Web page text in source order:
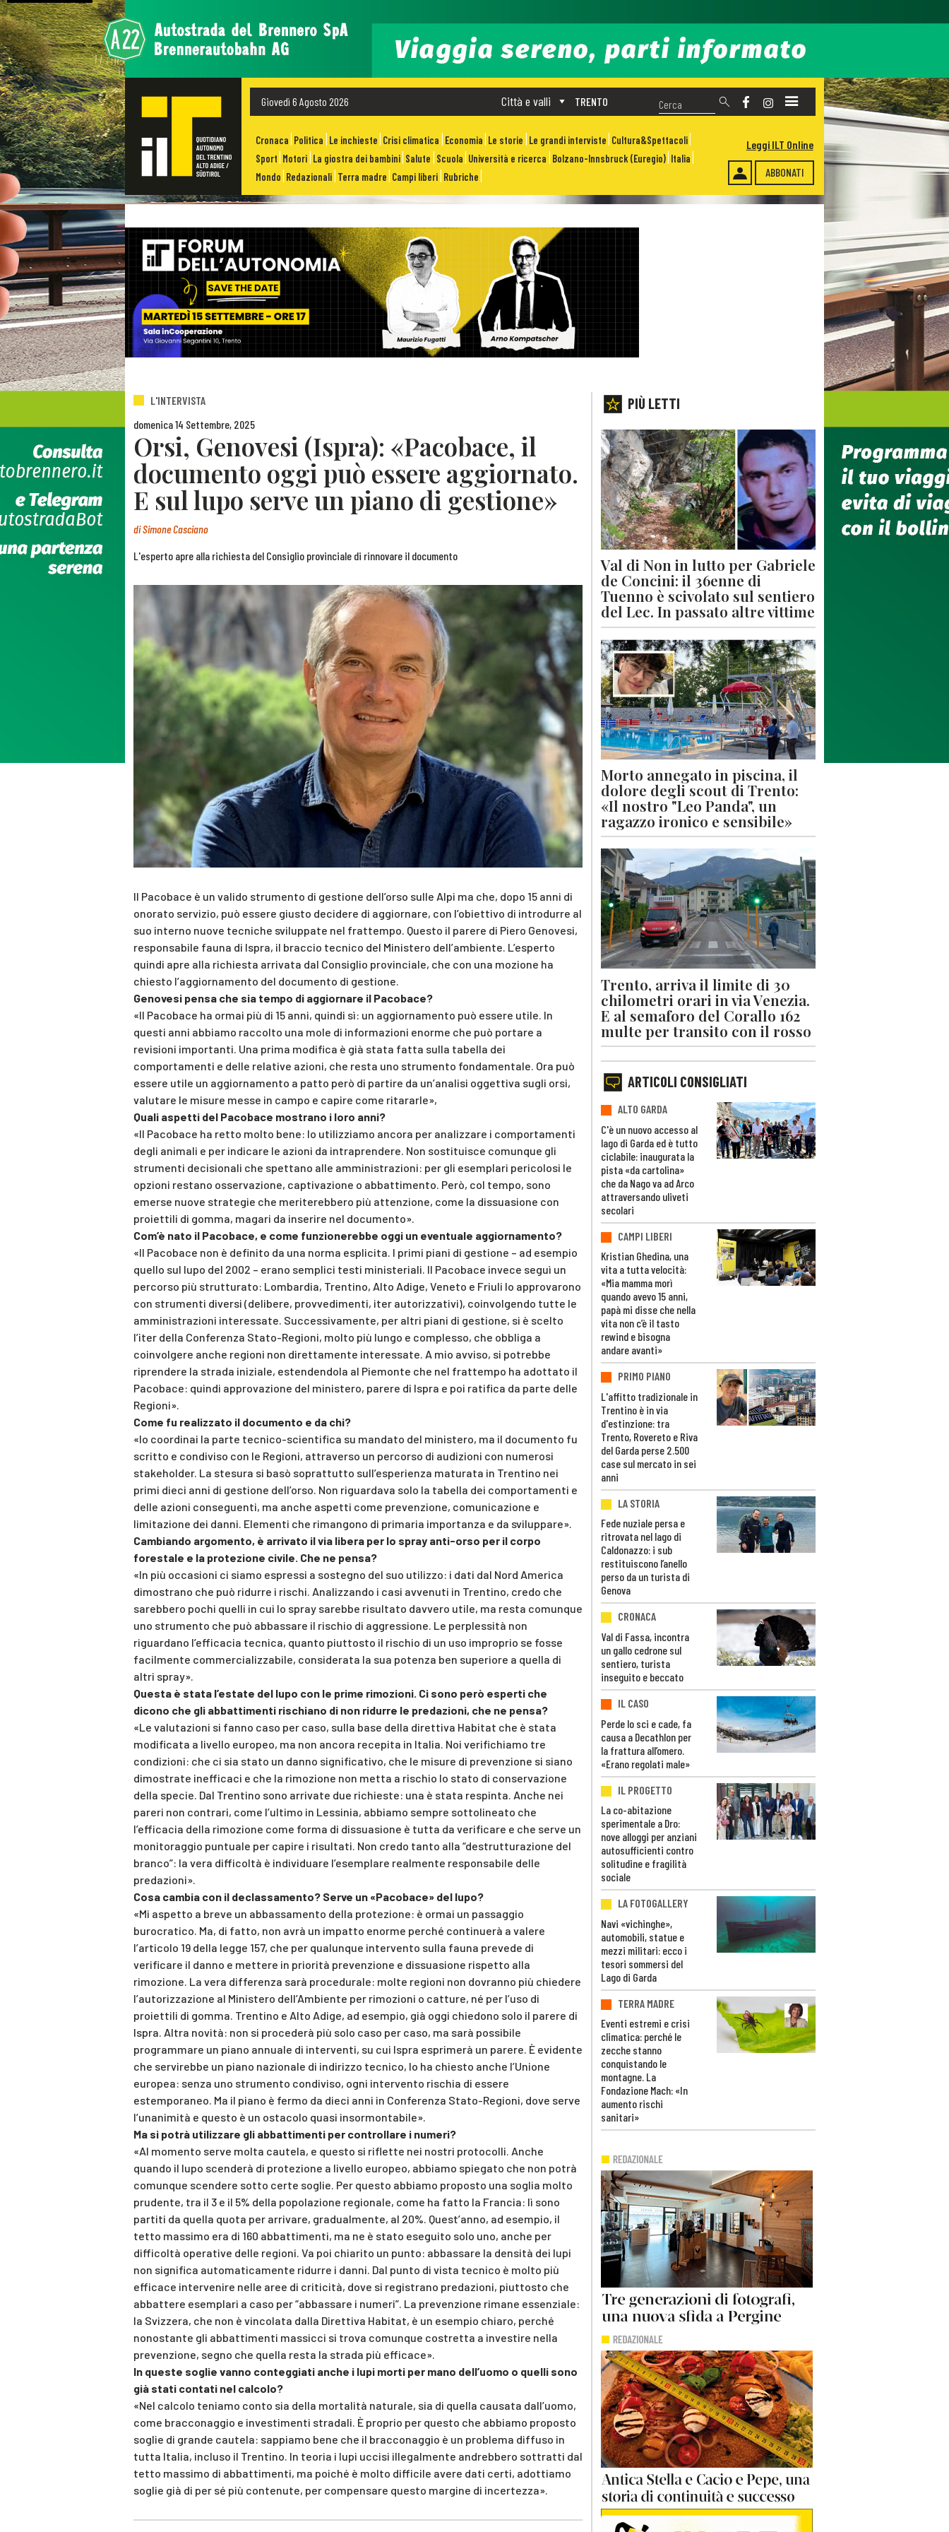
Giovedì 6 Agosto 2026 TRENTO
Città e valli
Cronaca Politica Le inchieste Crisi climatica Economia Le storie Le grandi interviste Cultura&Spettacoli
Sport Motori La giostra dei bambini Salute Scuola Università e ricerca Bolzano-Innsbruck (Euregio) Italia
Mondo Redazionali Terra madre Campi liberi Rubriche ABBONATI
Leggi ILT Online
L'INTERVISTA
domenica 14 Settembre, 2025
Orsi, Genovesi (Ispra): «Pacobace, il
documento oggi può essere aggiornato.
E sul lupo serve un piano di gestione»
diSimone Casciano
L'esperto apre alla richiesta del Consiglio provinciale di rinnovare il documento
Il Pacobace è un valido strumento di gestione dell’orso sulle Alpi ma che, dopo 15 anni di
onorato servizio, può essere giusto decidere di aggiornare, con l’obiettivo di introdurre al
suo interno nuove tecniche sviluppate nel frattempo. Questo il parere di Piero Genovesi,
responsabile fauna di Ispra, il braccio tecnico del Ministero dell’ambiente. L’esperto
quindi apre alla richiesta arrivata dal Consiglio provinciale, che con una mozione ha
chiesto l’aggiornamento del documento di gestione.
Genovesi pensa che sia tempo di aggiornare il Pacobace?
«Il Pacobace ha ormai più di 15 anni, quindi sì: un aggiornamento può essere utile. In
questi anni abbiamo raccolto una mole di informazioni enorme che può portare a
revisioni importanti. Una prima modifica è già stata fatta sulla tabella dei
comportamenti e delle relative azioni, che resta uno strumento fondamentale. Ora può
essere utile un aggiornamento a patto però di partire da un’analisi oggettiva sugli orsi,
valutare le misure messe in campo e capire come ritararle»,
Quali aspetti del Pacobace mostrano i loro anni?
«Il Pacobace ha retto molto bene: lo utilizziamo ancora per analizzare i comportamenti
degli animali e per indicare le azioni da intraprendere. Non sostituisce comunque gli
strumenti decisionali che spettano alle amministrazioni: per gli esemplari pericolosi le
opzioni restano osservazione, captivazione o abbattimento. Però, col tempo, sono
emerse nuove strategie che meriterebbero più attenzione, come la dissuasione con
proiettili di gomma, magari da inserire nel documento».
Com’è nato il Pacobace, e come funzionerebbe oggi un eventuale aggiornamento?
«Il Pacobace non è definito da una norma esplicita. I primi piani di gestione – ad esempio
quello sul lupo del 2002 – erano semplici testi ministeriali. Il Pacobace invece seguì un
percorso più strutturato: Lombardia, Trentino, Alto Adige, Veneto e Friuli lo approvarono
con strumenti diversi (delibere, provvedimenti, iter autorizzativi), coinvolgendo tutte le
amministrazioni interessate. Successivamente, per altri piani di gestione, si è scelto
l’iter della Conferenza Stato-Regioni, molto più lungo e complesso, che obbliga a
coinvolgere anche regioni non direttamente interessate. A mio avviso, si potrebbe
riprendere la strada iniziale, estendendola al Piemonte che nel frattempo ha adottato il
Pacobace: quindi approvazione del ministero, parere di Ispra e poi ratifica da parte delle
Regioni».
Come fu realizzato il documento e da chi?
«Io coordinai la parte tecnico-scientifica su mandato del ministero, ma il documento fu
scritto e condiviso con le Regioni, attraverso un percorso di audizioni con numerosi
stakeholder. La stesura si basò soprattutto sull’esperienza maturata in Trentino nei
primi dieci anni di gestione dell’orso. Non riguardava solo la tabella dei comportamenti e
delle azioni conseguenti, ma anche aspetti come prevenzione, comunicazione e
limitazione dei danni. Elementi che rimangono di primaria importanza e da sviluppare».
Cambiando argomento, è arrivato il via libera per lo spray anti-orso per il corpo
forestale e la protezione civile. Che ne pensa?
«In più occasioni ci siamo espressi a sostegno del suo utilizzo: i dati dal Nord America
dimostrano che può ridurre i rischi. Analizzando i casi avvenuti in Trentino, credo che
sarebbero pochi quelli in cui lo spray sarebbe risultato davvero utile, ma resta comunque
uno strumento che può abbassare il rischio di aggressione. Le perplessità non
riguardano l’efficacia tecnica, quanto piuttosto il rischio di un uso improprio se fosse
facilmente commercializzabile, considerata la sua potenza ben superiore a quella di
altri spray».
Questa è stata l’estate del lupo con le prime rimozioni. Ci sono però esperti che
dicono che gli abbattimenti rischiano di non ridurre le predazioni, che ne pensa?
«Le valutazioni si fanno caso per caso, sulla base della direttiva Habitat che è stata
modificata a livello europeo, ma non ancora recepita in Italia. Noi verifichiamo tre
condizioni: che ci sia stato un danno significativo, che le misure di prevenzione si siano
dimostrate inefficaci e che la rimozione non metta a rischio lo stato di conservazione
della specie. Dal Trentino sono arrivate due richieste: una è stata respinta. Anche nei
pareri non contrari, come l’ultimo in Lessinia, abbiamo sempre sottolineato che
l’efficacia della rimozione come forma di dissuasione è tutta da verificare e che serve un
monitoraggio puntuale per capire i risultati. Non credo tanto alla “destrutturazione del
branco”: la vera difficoltà è individuare l’esemplare realmente responsabile delle
predazioni».
Cosa cambia con il declassamento? Serve un «Pacobace» del lupo?
«Mi aspetto a breve un abbassamento della protezione: è ormai un passaggio
burocratico. Ma, di fatto, non avrà un impatto enorme perché continuerà a valere
l’articolo 19 della legge 157, che per qualunque intervento sulla fauna prevede di
verificare il danno e mettere in priorità prevenzione e dissuasione rispetto alla
rimozione. La vera differenza sarà procedurale: molte regioni non dovranno più chiedere
l’autorizzazione al Ministero dell’Ambiente per rimozioni o catture, né per l’uso di
proiettili di gomma. Trentino e Alto Adige, ad esempio, già oggi chiedono solo il parere di
Ispra. Altra novità: non si procederà più solo caso per caso, ma sarà possibile
programmare un piano annuale di interventi, su cui Ispra esprimerà un parere. È evidente
che servirebbe un piano nazionale di indirizzo tecnico, lo ha chiesto anche l’Unione
europea: senza uno strumento condiviso, ogni intervento rischia di essere
estemporaneo. Ma il piano è fermo da dieci anni in Conferenza Stato-Regioni, dove serve
l’unanimità e questo è un ostacolo quasi insormontabile».
Ma si potrà utilizzare gli abbattimenti per controllare i numeri?
«Al momento serve molta cautela, e questo si riflette nei nostri protocolli. Anche
quando il lupo scenderà di protezione a livello europeo, abbiamo spiegato che non potrà
comunque scendere sotto certe soglie. Per questo abbiamo proposto una soglia molto
prudente, tra il 3 e il 5% della popolazione regionale, come ha fatto la Francia: lì sono
partiti da quella quota per arrivare, gradualmente, al 20%. Quest’anno, ad esempio, il
tetto massimo era di 160 abbattimenti, ma ne è stato eseguito solo uno, anche per
difficoltà operative delle regioni. Va poi chiarito un punto: abbassare la densità dei lupi
non significa automaticamente ridurre i danni. Dal punto di vista tecnico è molto più
efficace intervenire nelle aree di criticità, dove si registrano predazioni, piuttosto che
abbattere esemplari a caso per “abbassare i numeri”. La prevenzione rimane essenziale:
la Svizzera, che non è vincolata dalla Direttiva Habitat, è un esempio chiaro, perché
nonostante gli abbattimenti massicci si trova comunque costretta a investire nella
prevenzione, segno che quella resta la strada più efficace».
In queste soglie vanno conteggiati anche i lupi morti per mano dell’uomo o quelli sono
già stati contati nel calcolo?
«Nel calcolo teniamo conto sia della mortalità naturale, sia di quella causata dall’uomo,
come bracconaggio e investimenti stradali. È proprio per questo che abbiamo proposto
soglie di grande cautela: sappiamo bene che il bracconaggio è un problema diffuso in
tutta Italia, incluso il Trentino. In teoria i lupi uccisi illegalmente andrebbero sottratti dal
tetto massimo di abbattimenti, ma poiché è molto difficile avere dati certi, adottiamo
soglie già di per sé più contenute, per compensare questo margine di incertezza».
PIÙ LETTI
Val di Non in lutto per Gabriele
de Concini: il 36enne di
Tuenno è scivolato sul sentiero
del Lec. In passato altre vittime
Morto annegato in piscina, il
dolore degli scout di Trento:
«Il nostro "Leo Panda", un
ragazzo ironico e sensibile»
Trento, arriva il limite di 30
chilometri orari in via Venezia.
E al semaforo del Corallo 162
multe per transito con il rosso
ARTICOLI CONSIGLIATI
ALTO GARDA
C'è un nuovo accesso al
lago di Garda ed è tutto
ciclabile: inaugurata la
pista «da cartolina»
che da Nago va ad Arco
attraversando uliveti
secolari
CAMPI LIBERI
Kristian Ghedina, una
vita a tutta velocità:
«Mia mamma morì
quando avevo 15 anni,
papà mi disse che nella
vita non c’è il tasto
rewind e bisogna
andare avanti»
PRIMO PIANO
L'affitto tradizionale in
Trentino è in via
d'estinzione: tra
Trento, Rovereto e Riva
del Garda perse 2.500
case sul mercato in sei
anni
LA STORIA
Fede nuziale persa e
ritrovata nel lago di
Caldonazzo: i sub
restituiscono l’anello
perso da un turista di
Genova
CRONACA
Val di Fassa, incontra
un gallo cedrone sul
sentiero, turista
inseguito e beccato
IL CASO
Perde lo sci e cade, fa
causa a Decathlon per
la frattura all’omero.
«Erano regolati male»
IL PROGETTO
La co-abitazione
sperimentale a Dro:
nove alloggi per anziani
autosufficienti contro
solitudine e fragilità
sociale
LA FOTOGALLERY
Navi «vichinghe»,
automobili, statue e
mezzi militari: ecco i
tesori sommersi del
Lago di Garda
TERRA MADRE
Eventi estremi e crisi
climatica: perché le
zecche stanno
conquistando le
montagne. La
Fondazione Mach: «In
aumento rischi
sanitari»